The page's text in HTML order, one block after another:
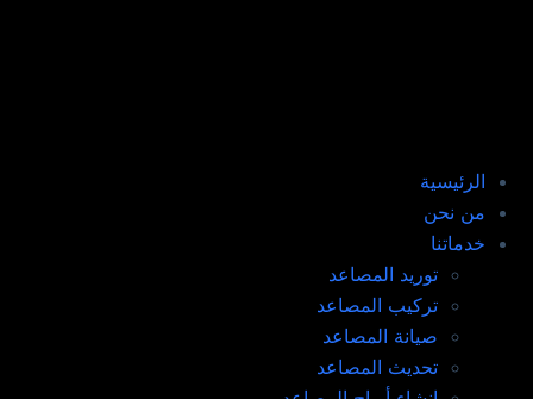
الرئيسية
من نحن
خدماتنا
توريد المصاعد​
تركيب المصاعد ​
صيانة المصاعد​
تحديث المصاعد​